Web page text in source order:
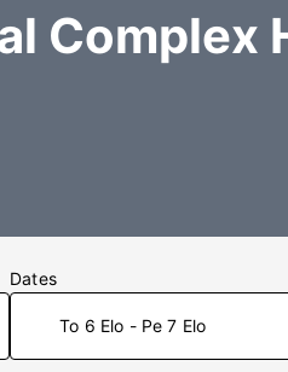
Complex
Dates
To 6 Elo - Pe 7 Elo